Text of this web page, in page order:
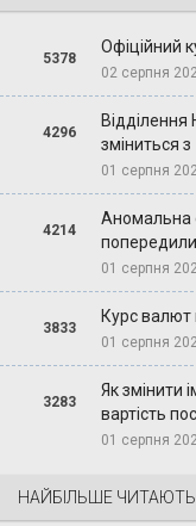
5378
Офіційний
02 серпня
4296
зміниться
01 серпня
4214
Аномальна
попередили
01 серпня
3833
Курс валют
01 серпня
3283
Як змінити
вартість
01 серпня
НАЙБІЛЬШЕ ЧИТАЮТЬ